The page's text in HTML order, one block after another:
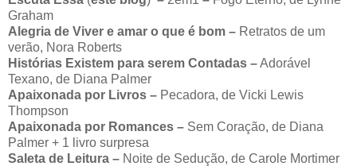
Graham
Alegria de Viver e amar o que é bom – Retratos de um
verão, Nora Roberts
Histórias Existem para serem Contadas –Adorável
Texano, de Diana Palmer
Apaixonada por Livros – Pecadora, de Vicki Lewis
Thompson
Apaixonada por Romances – Sem Coração, de Diana
Palmer + 1 livro surpresa
Saleta de Leitura – Noite de Sedução, de Carole Mortimer